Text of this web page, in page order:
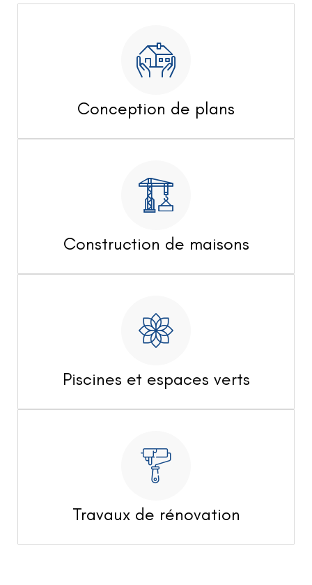
Conception de plans
Construction de maisons
Piscines et espaces verts
Travaux de rénovation